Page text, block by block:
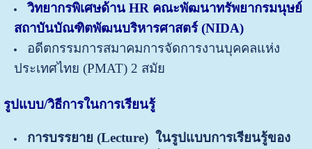
วิทยากรพิเศษด้าน HR คณะพัฒนาทรัพยากรมนุษย์
สถาบันบัณฑิตพัฒนบริหารศาสตร์ (NIDA)
อดีตกรรมการสมาคมการจัดการงานบุคคลแห่ง
ประเทศไทย (PMAT) 2 สมัย
รูปแบบ/วิธีการในการเรียนรู้
การบรรยาย (Lecture) ในรูปแบบการเรียนรู้ของ